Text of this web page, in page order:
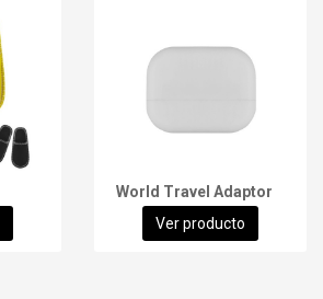
World Travel Adaptor
Ver producto